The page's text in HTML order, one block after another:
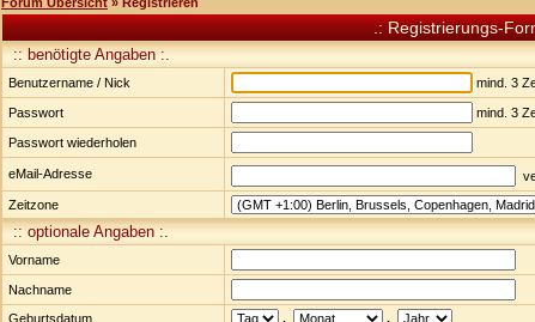
.: Registrierungs-
:: benötigte Angaben :.
Benutzername / Nick mind. 3
Passwort mind. 3
Passwort wiederholen
eMail-Adresse
Zeitzone
:: optionale Angaben :.
Vorname
Nachname
Geburtsdatum
.
.